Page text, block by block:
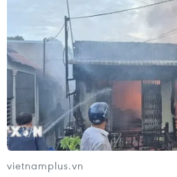
Tại sao "Chiến tranh
còn tồi tệ hơn Chiến
09/01/2020 07:12
Trái ngược với những tín hiệu
thương mại, đọ sức quân sự
đang có xu hướng gia tăng.
vietnamplus.vn